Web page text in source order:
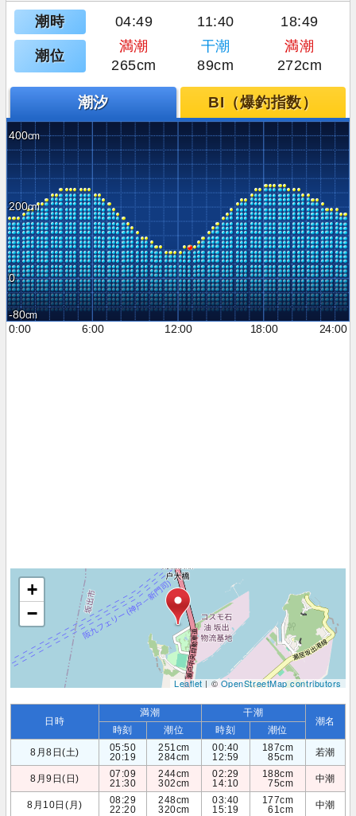
潮時 04:49 11:40 18:49
潮位
満潮 干潮
満潮
265cm
89cm 272cm
潮汐 BI（爆釣指数）
400
200
0
-80
0:00
6:00 12:00 18:00 24:00
+
−
Leaflet| ©OpenStreetMap contributors
日時
満潮 干潮
潮名
時刻 潮位 時刻
潮位
8月8日(土)
05:50
20:19
251cm
284cm
00:40
12:59
187cm
85cm
若潮
8月9日(日)
07:09
21:30
244cm
302cm
02:29
14:10
188cm
75cm
中潮
8月10日(月)
08:29
22:20
248cm
320cm
03:40
15:19
177cm
61cm
中潮